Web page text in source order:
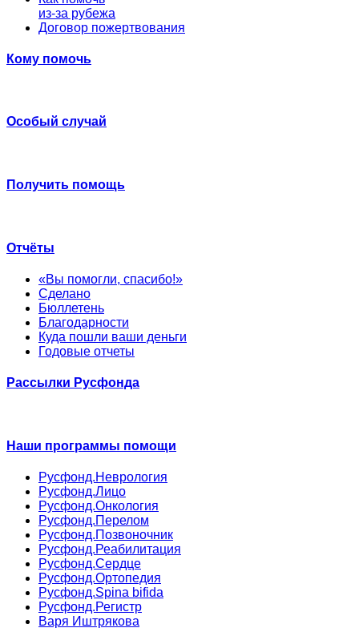
из-за рубежа
Договор пожертвования
Кому помочь
Особый случай
Получить помощь
Отчёты
«Вы помогли, спасибо!»
Сделано
Бюллетень
Благодарности
Куда пошли ваши деньги
Годовые отчеты
Рассылки Русфонда
Наши программы помощи
Русфонд.Неврология
Русфонд.Лицо
Русфонд.Онкология
Русфонд.Перелом
Русфонд.Позвоночник
Русфонд.Реабилитация
Русфонд.Сердце
Русфонд.Ортопедия
Русфонд.Spina bifida
Русфонд.Регистр
Варя Иштрякова